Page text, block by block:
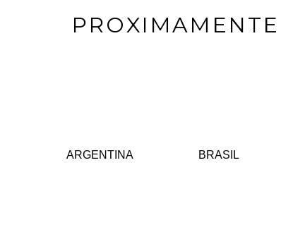
PROXIMAMENTE
ARGENTINA BRASIL